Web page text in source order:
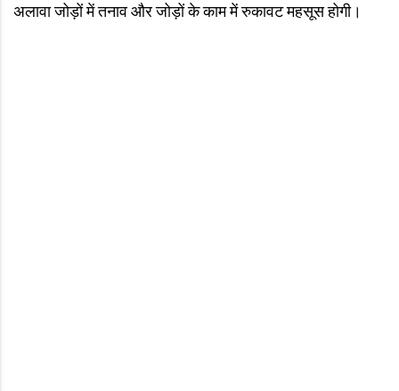
अलावा जोड़ों में तनाव और जोड़ों के काम में रुकावट महसूस होगी।